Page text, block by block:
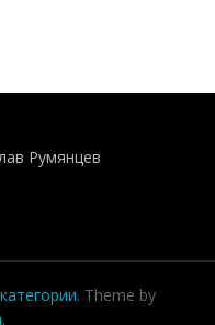
Румянцев
. Theme by
.